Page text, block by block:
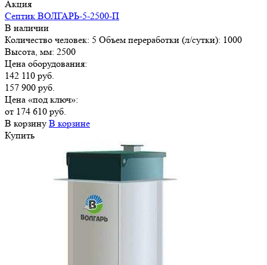
Акция
Септик ВОЛГАРЬ-5-2500-П
В наличии
Количество человек: 5 Объем переработки (л/сутки): 1000
Высота, мм: 2500
Цена оборудования:
142 110 руб.
157 900 руб.
Цена «под ключ»:
от 174 610 руб.
В корзину В корзине
Купить